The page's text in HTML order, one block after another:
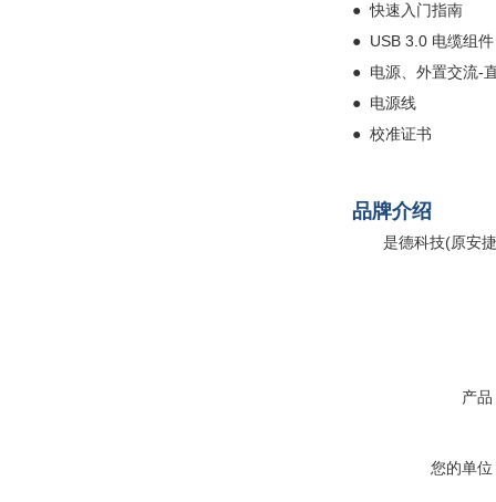
●快速入门指南
● USB 3.0 电缆组件
● 电源、外置交流-
● 电源线
● 校准证书
品牌介绍
是德科技(原安
产品
您的单位